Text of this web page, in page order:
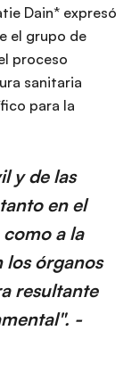
Dain* expresó
el grupo de
proceso
sanitaria
para la
y de las
en el
a la
los órganos
resultante
-